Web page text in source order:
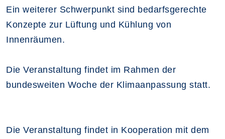
Ein weiterer Schwerpunkt sind bedarfsgerechte
Konzepte zur Lüftung und Kühlung von
Innenräumen.
Die Veranstaltung findet im Rahmen der
bundesweiten Woche der Klimaanpassung statt.
Die Veranstaltung findet in Kooperation mit dem